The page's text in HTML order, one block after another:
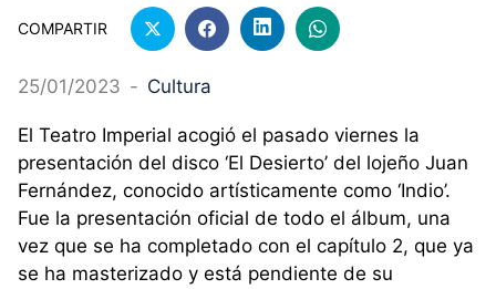
COMPARTIR
25/01/2023 - Cultura
El Teatro Imperial acogió el pasado viernes la
presentación del disco ‘El Desierto’ del lojeño Juan
Fernández, conocido artísticamente como ‘Indio’.
Fue la presentación oficial de todo el álbum, una
vez que se ha completado con el capítulo 2, que ya
se ha masterizado y está pendiente de su